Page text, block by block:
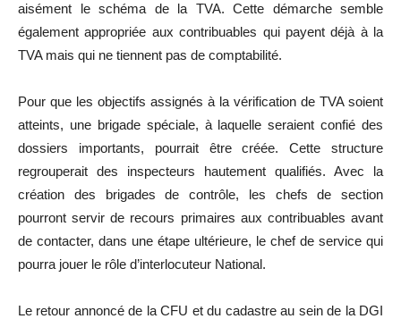
aisément le schéma de la TVA. Cette démarche semble
également appropriée aux contribuables qui payent déjà à la
TVA mais qui ne tiennent pas de comptabilité.
Pour que les objectifs assignés à la vérification de TVA soient
atteints, une brigade spéciale, à laquelle seraient confié des
dossiers importants, pourrait être créée. Cette structure
regrouperait des inspecteurs hautement qualifiés. Avec la
création des brigades de contrôle, les chefs de section
pourront servir de recours primaires aux contribuables avant
de contacter, dans une étape ultérieure, le chef de service qui
pourra jouer le rôle d’interlocuteur National.
Le retour annoncé de la CFU et du cadastre au sein de la DGI